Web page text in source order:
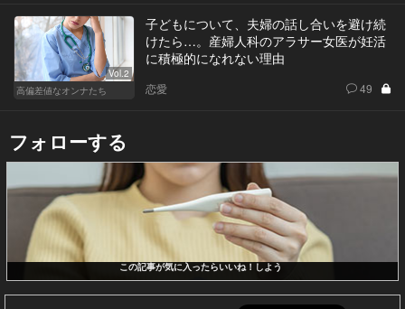
Vol.2
高偏差値なオンナたち
子どもについて、夫婦の話し合いを避け続
けたら…。産婦人科のアラサー女医が妊活
に積極的になれない理由
恋愛 49
フォローする
この記事が気に入ったらいいね！しよう